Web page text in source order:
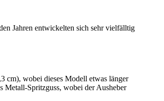
Jahren entwickelten sich sehr vielfälltig
cm), wobei dieses Modell etwas länger
Metall-Spritzguss, wobei der Ausheber